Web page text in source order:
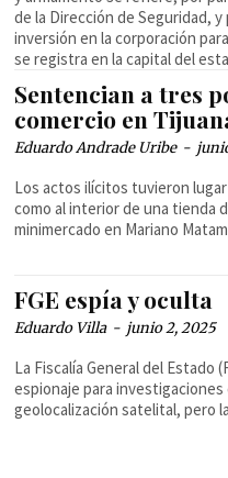
de la Dirección de Seguridad,
inversión en la corporación
se registra en la capital del
Sentencian a tres
comercio en
Eduardo Andrade Uribe -
Los actos ilícitos tuvieron
como al interior de una tienda
minimercado en Mariano
FGE espía y oculta
Eduardo Villa - junio 2, 2025
La Fiscalía General del Estado
espionaje para
geolocalización satelital, pero